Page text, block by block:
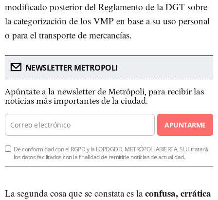
modificado posterior del Reglamento de la DGT sobre
la categorización de los VMP en base a su uso personal
o para el transporte de mercancías.
NEWSLETTER METROPOLI
Apúntate a la newsletter de Metrópoli, para recibir las
noticias más importantes de la ciudad.
APUNTARME
De conformidad con el RGPD y la LOPDGDD, METRÓPOLI ABIERTA, SLU tratará
los datos facilitados con la finalidad de remitirle noticias de actualidad.
La segunda cosa que se constata es laconfusa, errática